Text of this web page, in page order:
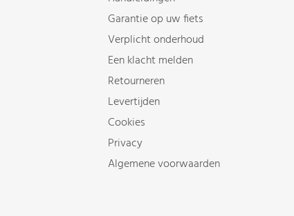
Garantie op uw fiets
Verplicht onderhoud
Een klacht melden
Retourneren
Levertijden
Cookies
Privacy
Algemene voorwaarden